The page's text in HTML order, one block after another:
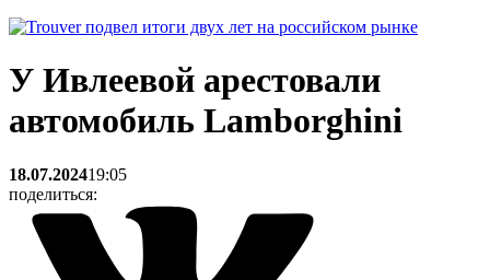
У Ивлеевой арестовали
автомобиль Lamborghini
18.07.202419:05
поделиться: